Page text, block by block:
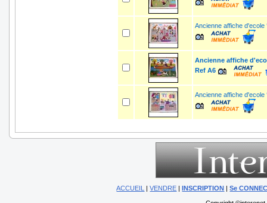
Ancienne affiche
Ancienne affiche
Ref A6
Ancienne affiche
ACCUEIL |VENDRE |INSCRIPTION |Se